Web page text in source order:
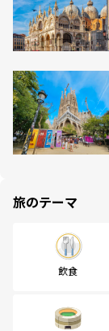
旅のテーマ
飲食